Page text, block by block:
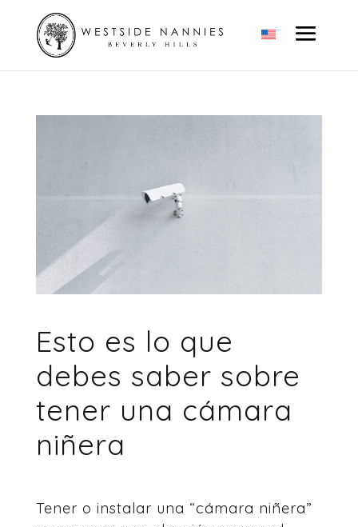
Esto es lo que
debes saber sobre
tener una cámara
niñera
Tener o instalar una “cámara niñera”